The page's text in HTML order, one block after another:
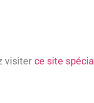
visiter ce site